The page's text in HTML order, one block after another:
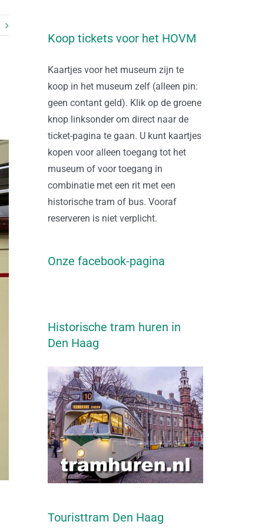
Koop tickets voor het HOVM
Kaartjes voor het museum zijn te
koop in het museum zelf (alleen pin:
geen contant geld). Klik op de groene
knop linksonder om direct naar de
ticket-pagina te gaan. U kunt kaartjes
kopen voor alleen toegang tot het
museum of voor toegang in
combinatie met een rit met een
historische tram of bus. Vooraf
reserveren is niet verplicht.
Onze facebook-pagina
Historische tram huren in
Den Haag
Touristtram Den Haag